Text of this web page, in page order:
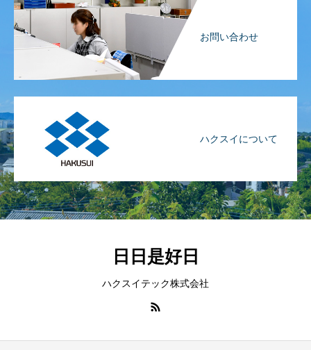
お問い合わせ
ハクスイについて
日日是好日
ハクスイテック株式会社